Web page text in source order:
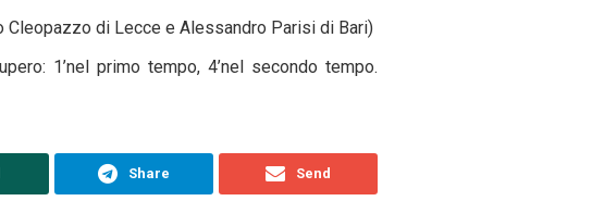
Cleopazzo di Lecce e Alessandro Parisi di Bari)
1’nel primo tempo, 4’nel secondo tempo.
Share Send